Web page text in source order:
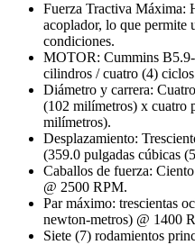
Fuerza Tractiva Máxima:
acoplador, lo que permite
condiciones.
MOTOR: Cummins
cilindros / cuatro (4)
Diámetro y carrera:
(102 milímetros) x cuatro
milímetros).
Desplazamiento:
(359.0 pulgadas cúbicas
Caballos de fuerza:
@ 2500 RPM.
Par máximo: trescientas
newton-metros) @ 1400
Siete (7) rodamientos